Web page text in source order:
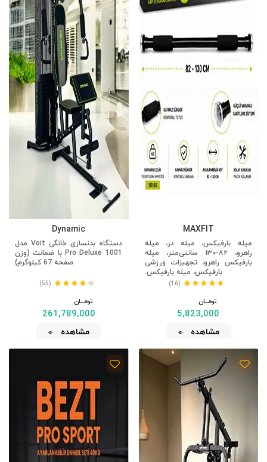
MAXFIT
میله بارفیکس، میله در، میله
راهرو، ۸۲-۱۳۰ سانتی‌متر، میله
بارفیکس راهرو، تجهیزات ورزشی
بارفیکس، میله بارفیکس.
(16)
تومــــــان
5,823,000
مشاهده
Dynamic
دستگاه بدنسازی خانگی Voit مدل
1001 Pro Deluxe با ضمانت (وزن
صفحه 67 کیلوگرم)
(55)
تومــــــان
261,789,000
مشاهده